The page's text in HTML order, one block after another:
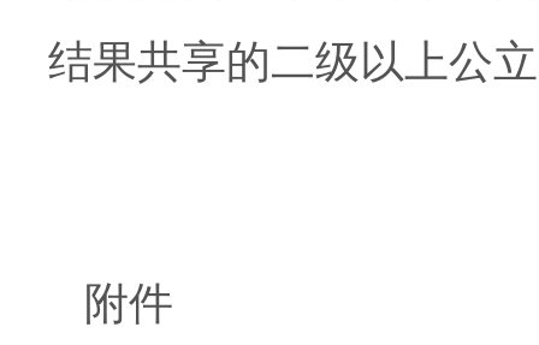
结果共享的二级以上公
附件